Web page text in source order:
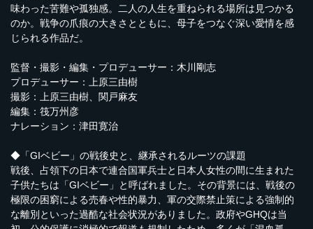
味わった苦難や孤独感。二人の人生を重ねられる場所は見つかる
のか。戦争の爪痕の大きさとともに、母子をつなぐ深い愛情を感
じられる作品だ。
監督・撮影・編集・プロデューサー：木川剛志
プロデューサー：上原三由樹
撮影：上原三由樹、関戸麻友
編集：筏万州彦
ナレーション：津田寛治
◆「GIベビー」の戦後史と、継承されるルーツの課題
戦後、占領下の日本で連合国軍兵士と日本人女性の間に生まれた
子供たちは「GIベビー」と呼ばれました。その背景には、戦後の
極限の困窮による売春や性的暴力、軍の交際禁止策による強制的
な離別といった過酷な社会状況がありました。政府やGHQは当